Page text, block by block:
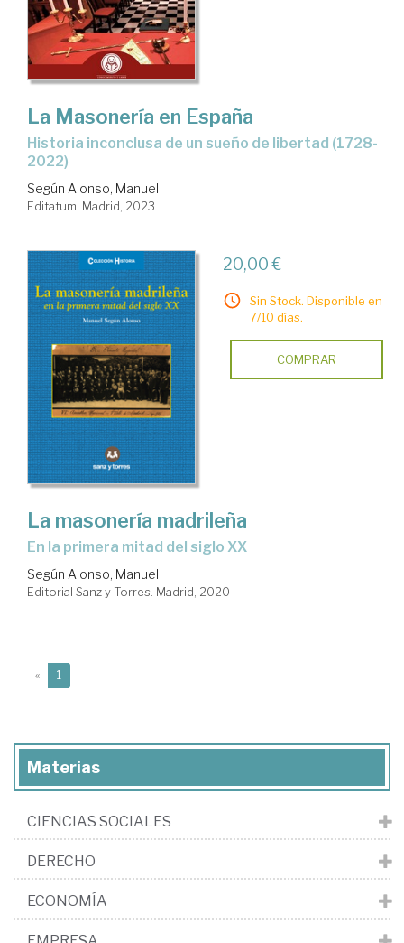
La Masonería en España
historia inconclusa de un sueño de libertad (1728-
2022)
Según Alonso, Manuel
Editatum. Madrid, 2023
20,00 €
Sin Stock. Disponible en
7/10 días.
COMPRAR
La masonería madrileña
en la primera mitad del siglo XX
Según Alonso, Manuel
Editorial Sanz y Torres. Madrid, 2020
« 1
Materias
CIENCIAS SOCIALES
DERECHO
ECONOMÍA